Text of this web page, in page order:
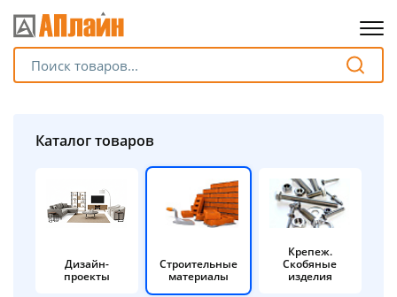
Каталог товаров
Дизайн-
проекты
Строительные
материалы
Крепеж.
Скобяные
изделия
Разбейте
на части
без переплат
График платежей